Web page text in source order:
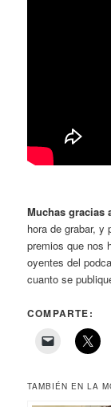
Muchas gracias
hora de grabar, y
premios que nos
oyentes del
cuanto se
COMPARTE:
TAMBIÉN EN LA